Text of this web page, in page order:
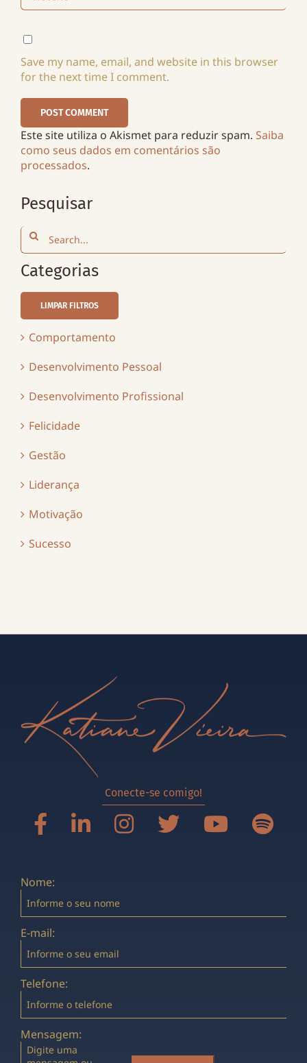
Save my name, email, and website in this browser
for the next time I comment.
Este site utiliza o Akismet para reduzir spam. Saiba
como seus dados em comentários são
processados.
Pesquisar
Search
for:
Categorias
LIMPAR FILTROS
Comportamento
Desenvolvimento Pessoal
Desenvolvimento Profissional
Felicidade
Gestão
Liderança
Motivação
Sucesso
Conecte-se comigo!
Nome:
E-mail:
Telefone:
Mensagem: